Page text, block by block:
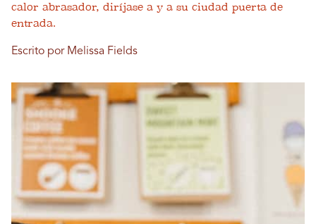
calor abrasador, diríjase a y a su ciudad puerta de
entrada.
Escrito por Melissa Fields